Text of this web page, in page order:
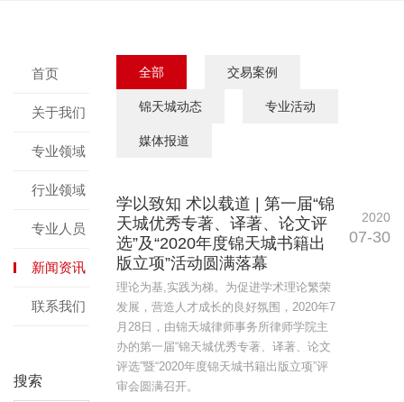
首页
关于我们
专业领域
行业领域
专业人员
新闻资讯
联系我们
搜索
全部 交易案例
锦天城动态 专业活动
媒体报道
学以致知 术以载道 | 第一届“锦
天城优秀专著、译著、论文评
选”及“2020年度锦天城书籍出
版立项”活动圆满落幕
理论为基,实践为梯。为促进学术理论繁荣
发展，营造人才成长的良好氛围，2020年7
月28日，由锦天城律师事务所律师学院主
办的第一届“锦天城优秀专著、译著、论文
评选”暨“2020年度锦天城书籍出版立项”评
审会圆满召开。
2020
07-30